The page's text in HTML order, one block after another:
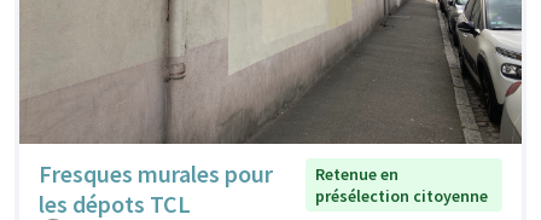
Fresques murales pour
les dépots TCL
Retenue en
présélection citoyenne